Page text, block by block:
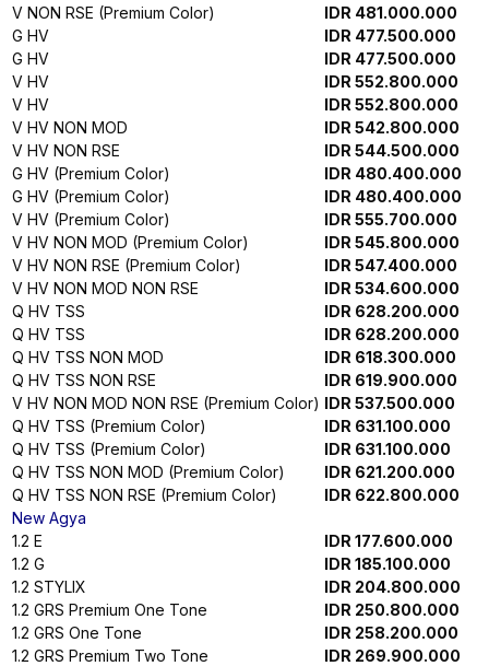
New Alphard
2.5 XE
IDR 1.288.000.000
2.5 XE (Premium Color)
IDR 1.291.500.000
2.5 XE HV
IDR 1.388.000.000
2.5 XE HV (Premium Color)
IDR 1.391.500.000
2.5 G HV
IDR 1.736.000.000
2.5 G
IDR 1.652.100.000
2.5 G (Premium Color)
IDR 1.655.600.000
2.5 G HV
IDR 1.737.400.000
2.5 G HV (Premium Color)
IDR 1.741.000.000
New Altis
1.8 V A/T
IDR 614.000.000
1.8 Hybrid A/T
IDR 664.000.000
New Calya
1.2 E STD
IDR 173.900.000
1.2 E
IDR 177.200.000
1.2 G
IDR 197.300.000
New Camry
2.5 V
IDR 857.000.000
2.5 L HV
IDR 983.000.000
2.5 V (Premium Color)
IDR 860.100.000
2.5 L HV (Premium Color)
IDR 986.200.000
New Fortuner
2.8 VRZ 4X2
IDR 654.200.000
2.8 VRZ 4X2
IDR 654.200.000
2.8 VRZ TSS 4X2
IDR 670.100.000
2.8 VRZ GRS TSS 4X2 ONE TONE
IDR 680.700.000
2.8 VRZ GRS TSS 4X2 TWO TONE
IDR 685.700.000
2.8 VRZ GRS TSS 4X2 (Premium Color)
IDR 683.700.000